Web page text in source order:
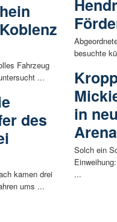
Fahrzeug
...
des
kamen drei
ums ...
besuchte
in
Arena
Solch ein
...